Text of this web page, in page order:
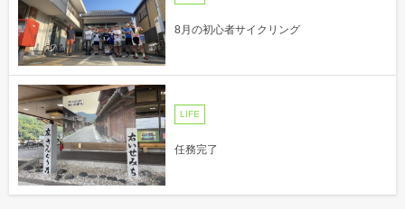
8月の初心者サイクリング
LIFE
任務完了